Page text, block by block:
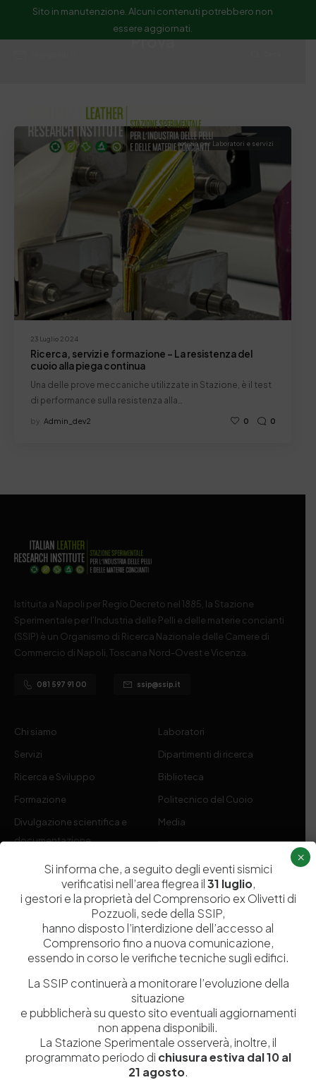
Sito in manutenzione. Alcuni contenuti potrebbero non
essere aggiornati.
Prova
23 Luglio 2024
notizia per Laboratori e servizi
Ricerca, servizi e formazione – La resistenza del
cuoio alla piega continua
Una delle prove meccaniche utilizzate in Stazione, è il test
di performance sulla resistenza alla…
by Admin_dev2 0 0
Istituita a Napoli per Regio Decreto nel 1885, la Stazione
Sperimentale per l’Industria delle Pelli e delle materie concianti
(SSIP) è un Organismo di Ricerca Nazionale delle Camere di
Commercio di Napoli, Toscana Nord-Ovest e Vicenza.
081 597 91 00 ssip@ssip.it
Chi siamo
Servizi
Ricerca e Sviluppo
Formazione
Divulgazione scientifica e
documentazione
Contribuenti
Laboratori
Dipartimenti di ricerca
Biblioteca
Politecnico del Cuoio
Media
Amministrazione Trasparente
Codice fiscale e Partita Iva07936981211
Iscrizione REA
NA 920756
Codice di iscrizione all’Anagrafe Nazionale delle Ricerche del
MIUR 000290_EIRI
Euro9.690.240,00
stazionesperimentaleindustriapelli@legalmail.it
Sede legaleVia Campi Flegrei, 34 – 80078 Pozzuoli (NA) – Tel. +39
Si informa che, a seguito degli eventi sismici
verificatisi nell’area flegrea il31 luglio,
i gestori e la proprietà del Comprensorio ex Olivetti di
Pozzuoli, sede della SSIP,
hanno disposto l’interdizione dell’accesso al
Comprensorio fino a nuova comunicazione,
essendo in corso le verifiche tecniche sugli edifici.
La SSIP continuerà a monitorare l’evoluzione della
situazione
e pubblicherà su questo sito eventuali aggiornamenti
non appena disponibili.
La Stazione Sperimentale osserverà, inoltre, il
programmato periodo di chiusura estiva dal 10 al
21 agosto.
×